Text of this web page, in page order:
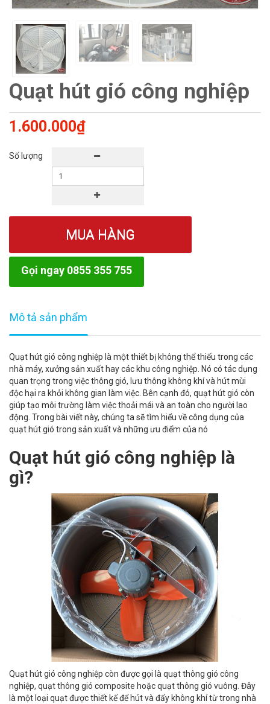
Quạt hút gió công nghiệp
1.600.000₫
Số lượng
MUA HÀNG
Gọi ngay 0855 355 755
Mô tả sản phẩm
Quạt hút gió công nghiệp là một thiết bị không thể thiếu trong các
nhà máy, xưởng sản xuất hay các khu công nghiệp. Nó có tác dụng
quan trọng trong việc thông gió, lưu thông không khí và hút mùi
độc hại ra khỏi không gian làm việc. Bên cạnh đó, quạt hút gió còn
giúp tạo môi trường làm việc thoải mái và an toàn cho người lao
động. Trong bài viết này, chúng ta sẽ tìm hiểu về công dụng của
quạt hút gió trong sản xuất và những ưu điểm của nó
Quạt hút gió công nghiệp là
gì?
Quạt hút gió công nghiệp còn được gọi là quạt thông gió công
nghiệp, quạt thông gió composite hoặc quạt thông gió vuông. Đây
là một loại quạt được thiết kế để hút và đẩy không khí từ trong nhà